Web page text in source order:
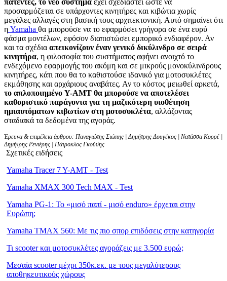
προσαρμόζεται σε υπάρχοντες κινητήρες και κιβώτια χωρίς
μεγάλες αλλαγές στη βασική τους αρχιτεκτονική. Αυτό σημαίνει ότι
η Yamaha θα μπορούσε να το εφαρμόσει γρήγορα σε ένα ευρύ
φάσμα μοντέλων, εφόσον διαπιστώσει εμπορικό ενδιαφέρον. Αν
και τα σχέδια απεικονίζουν έναν γενικό δικύλινδρο σε σειρά
κινητήρα, η φιλοσοφία του συστήματος αφήνει ανοιχτό το
ενδεχόμενο εφαρμογής του ακόμη και σε μικρούς μονοκύλινδρους
κινητήρες, κάτι που θα το καθιστούσε ιδανικό για μοτοσυκλέτες
εκμάθησης και αρχάριους αναβάτες. Αν το κόστος μειωθεί αρκετά,
το απλοποιημένο Y-AMT θα μπορούσε να αποτελέσει
καθοριστικό παράγοντα για τη μαζικότερη υιοθέτηση
ημιαυτόματων κιβωτίων στη μοτοσυκλέτα, αλλάζοντας
σταδιακά τα δεδομένα της αγοράς.
Έρευνα & επιμέλεια άρθρου: Παναγιώτης Σιώπης | Δημήτρης Δουγέκος | Νατάσσα Κορρέ |
Δημήτρης Ρενιέρης | Πάτροκλος Γκούσης
Σχετικές ειδήσεις
Yamaha Tracer 7 Y-AMT - Test
Yamaha XMAX 300 Tech MAX - Test
Yamaha PG-1: Το «μισό παπί - μισό enduro» έρχεται στην
Ευρώπη;
Yamaha TMAX 560: Με τις πιο σπορ επιδόσεις στην κατηγορία
Τι scooter και μοτοσυκλέτες αγοράζεις με 3.500 ευρώ;
Μεσαία scooter μέχρι 350κ.εκ. με τους μεγαλύτερους
αποθηκευτικούς χώρους